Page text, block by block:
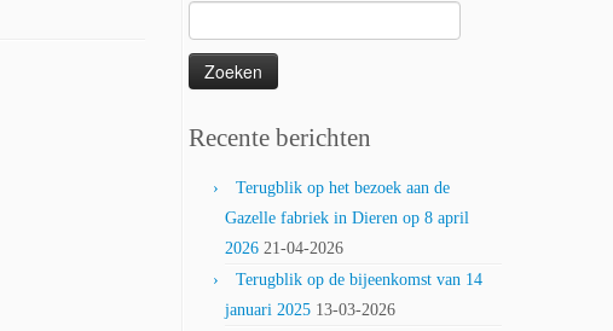
naar:
Recente berichten
Terugblik op het bezoek aan de
Gazelle fabriek in Dieren op 8 april
2026 21-04-2026
Terugblik op de bijeenkomst van 14
januari 2025 13-03-2026